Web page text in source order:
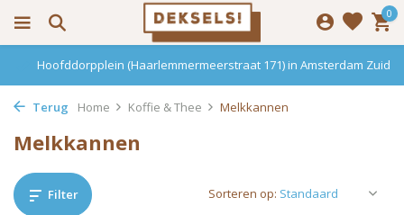
0
Hoofddorpplein (Haarlemmermeerstraat 171) in Amsterdam Zuid
Terug Home Koffie & Thee Melkkannen
Melkkannen
Filter Sorteren op: